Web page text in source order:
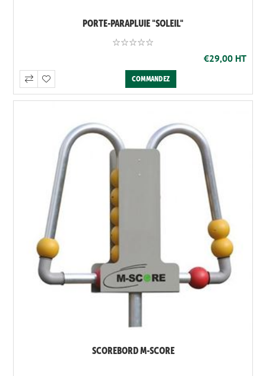
PORTE-PARAPLUIE "SOLEIL"
€29,00 HT
SCOREBORD M-SCORE